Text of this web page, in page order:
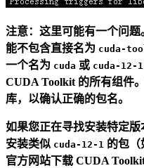
注意：这里可能有一个问
能不包含直接名为 cuda-
一个名为 cuda 或 cuda-12-1
CUDA Toolkit 的所有组件
库，以确认正确的包名。
如果您正在寻找安装特定
安装类似 cuda-12-1 的包
官方网站下载 CUDA